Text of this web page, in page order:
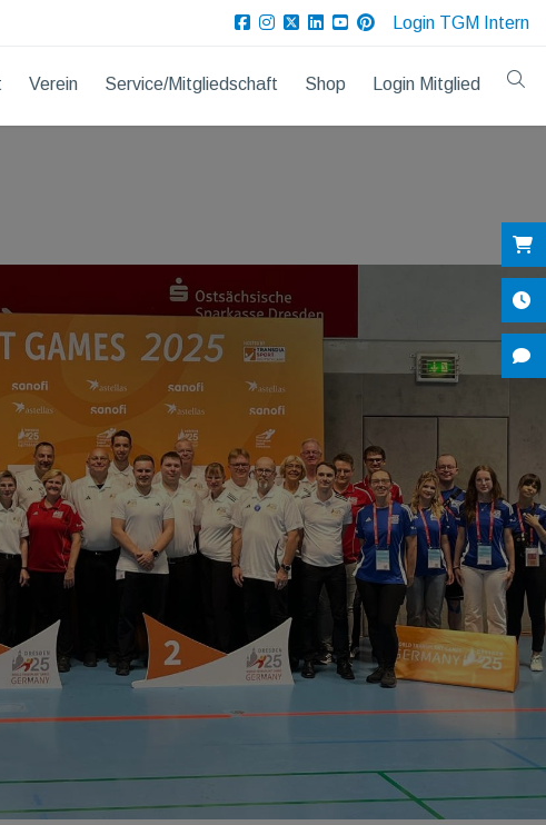
Login TGM Intern
Verein Service/Mitgliedschaft Shop Login Mitglied